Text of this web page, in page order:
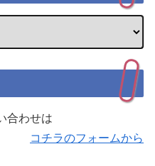
合わせは
コチラのフォームから